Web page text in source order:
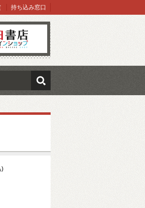
ップ
持ち込み窓口
検索
)